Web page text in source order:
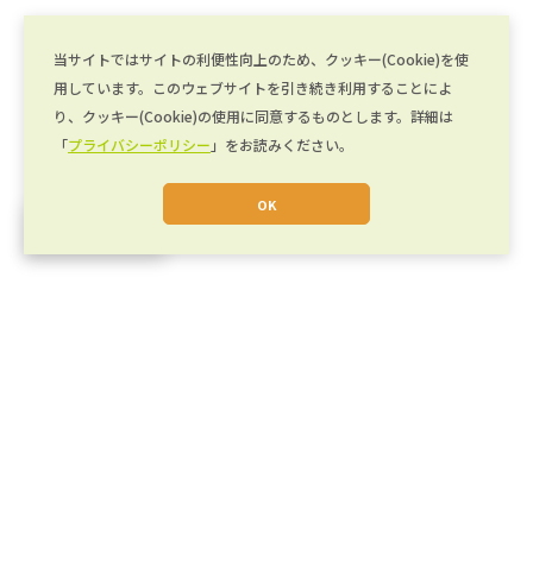
当サイトではサイトの利便性向上のため、クッキー(Cookie)を使
用しています。このウェブサイトを引き続き利用することによ
り、クッキー(Cookie)の使用に同意するものとします。詳細は
「プライバシーポリシー 」をお読みください。
OK